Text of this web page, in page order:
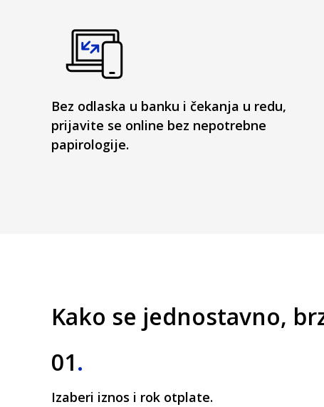
Bez odlaska u banku i čekanja u redu,
prijavite se online bez nepotrebne
papirologije.
Kako se jednostavno,
01.
Izaberi iznos i rok otplate.